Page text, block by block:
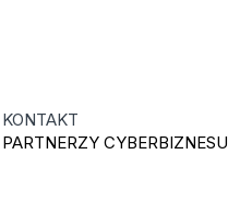
KONTAKT
PARTNERZY CYBERBIZNESU